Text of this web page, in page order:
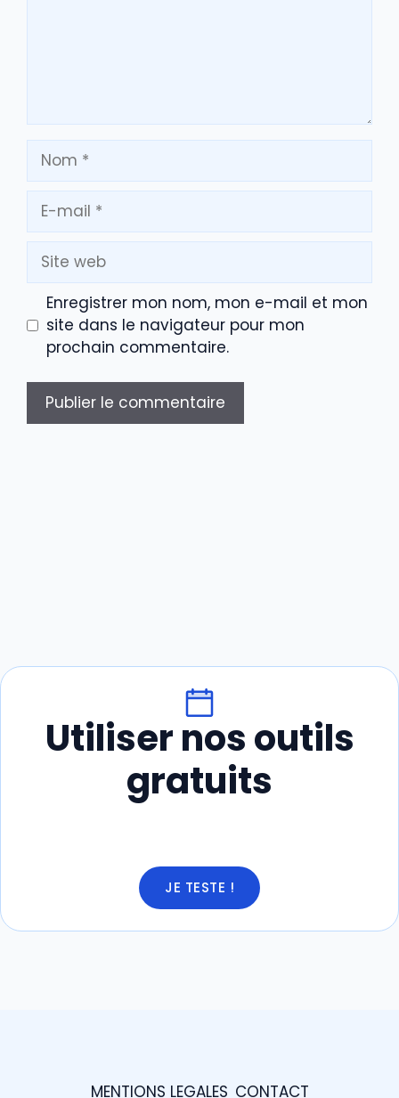
Nom
mail
Site
web
Enregistrer mon nom, mon e-mail et mon
site dans le navigateur pour mon
prochain commentaire.
Utiliser nos outils
gratuits
JE TESTE !
MENTIONS LEGALES CONTACT